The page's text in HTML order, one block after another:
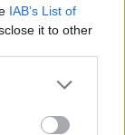
IAB’s List of
it to other